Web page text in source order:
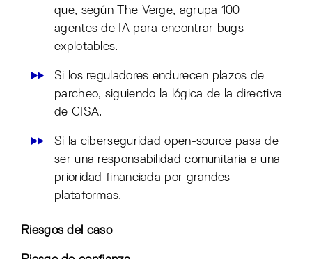
que, según The Verge, agrupa 100
agentes de IA para encontrar bugs
explotables.
Si los reguladores endurecen plazos de
parcheo, siguiendo la lógica de la directiva
de CISA.
Si la ciberseguridad open-source pasa de
ser una responsabilidad comunitaria a una
prioridad financiada por grandes
plataformas.
Riesgos del caso